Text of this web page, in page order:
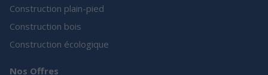
Construction plain-pied
Construction bois
Construction écologique
Nos Offres